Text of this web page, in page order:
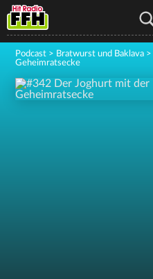
Podcast > Bratwurst und Baklava >
Geheimratsecke